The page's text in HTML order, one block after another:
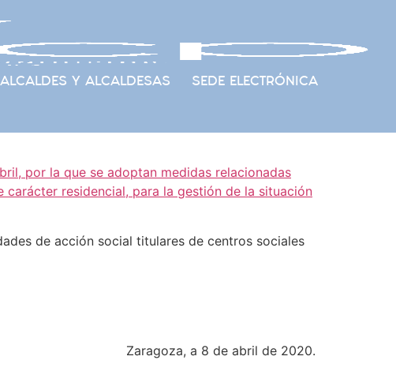
ALCALDES Y ALCALDESAS SEDE ELECTRÓNICA
por la que se adoptan medidas relacionadas
residencial, para la gestión de la situación
de acción social titulares de centros sociales
Zaragoza, a 8 de abril de 2020.